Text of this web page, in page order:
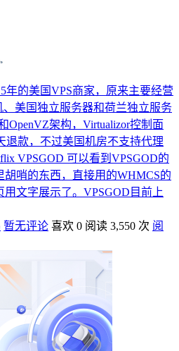
年的美国VPS商家，原来主要经营
美国独立服务器和荷兰独立服务
OpenVZ架构，Virtualizor控制面
退款，不过美国机房不支持代理
VPSGOD 可以看到VPSGOD的
哨的东西，直接用的WHMCS的
文字展示了。VPSGOD目前上
暂无评论 喜欢 0 阅读 3,550 次 阅